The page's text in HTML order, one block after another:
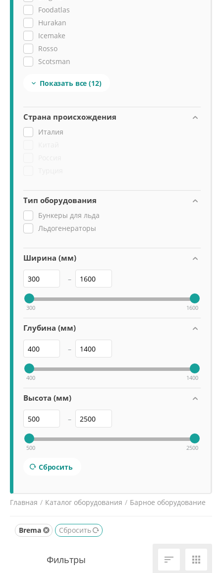
Foodatlas
Hurakan
Icemake
Rosso
Scotsman
Viatto
 Показать все (12)
Страна происхождения
Италия
Тип оборудования
Бункеры для льда
Льдогенераторы
Ширина (мм)
–
300 1600
Глубина (мм)
–
400 1400
Высота (мм)
–
500 2500
Сбросить
Главная / Каталог оборудования / Барное оборудование
Brema
Сбросить
 